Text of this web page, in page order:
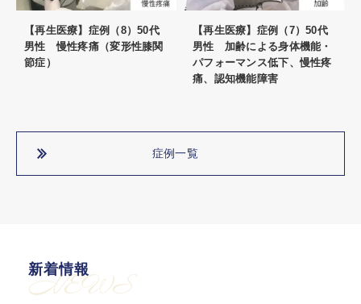
【再生医療】症例（8）50代
男性 慢性疼痛（変形性膝関
節症）
【再生医療】症例（7）50代
男性 加齢による身体機能・
パフォーマンス低下、慢性疼
痛、認知機能障害
症例一覧
新着情報
NEWS